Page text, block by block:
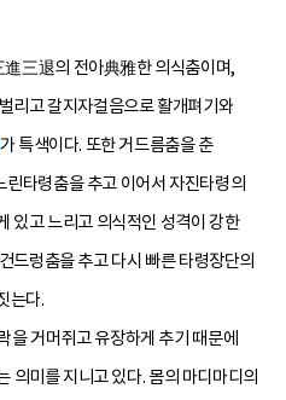
三退의 전아典雅한 의식춤이며,
리고 갈지자걸음으로 활개펴기와
가 특색이다. 또한 거드름춤을 춘
타령춤을 추고 이어서 자진타령의
있고 느리고 의식적인 성격이 강한
드렁춤을 추고 다시 빠른 타령장단의
는다.
을 거머쥐고 유장하게 추기 때문에
의미를 지니고 있다. 몸의 마디마디의